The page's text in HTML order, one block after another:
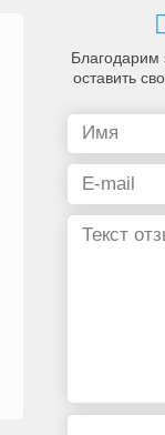
Благодарим
оставить